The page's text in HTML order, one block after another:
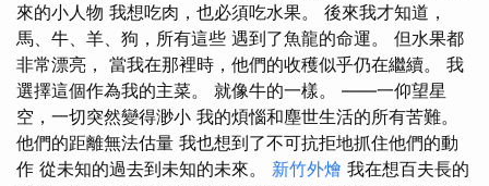
來的小人物 我想吃肉，也必須吃水果。 後來我才知道，
馬、牛、羊、狗，所有這些 遇到了魚龍的命運。 但水果都
非常漂亮， 當我在那裡時，他們的收穫似乎仍在繼續。 我
選擇這個作為我的主菜。 就像牛的一樣。 ——一仰望星
空，一切突然變得渺小 我的煩惱和塵世生活的所有苦難。
他們的距離無法估量 我也想到了不可抗拒地抓住他們的動
作 從未知的過去到未知的未來。 新竹外燴 我在想百夫長的